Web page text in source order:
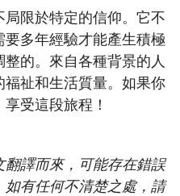
限於特定的信仰。它不
多年經驗才能產生積極
的。來自各種背景的人
祉和生活質量。如果你
受這段旅程！
譯而來，可能存在錯誤
有任何不清楚之處，請